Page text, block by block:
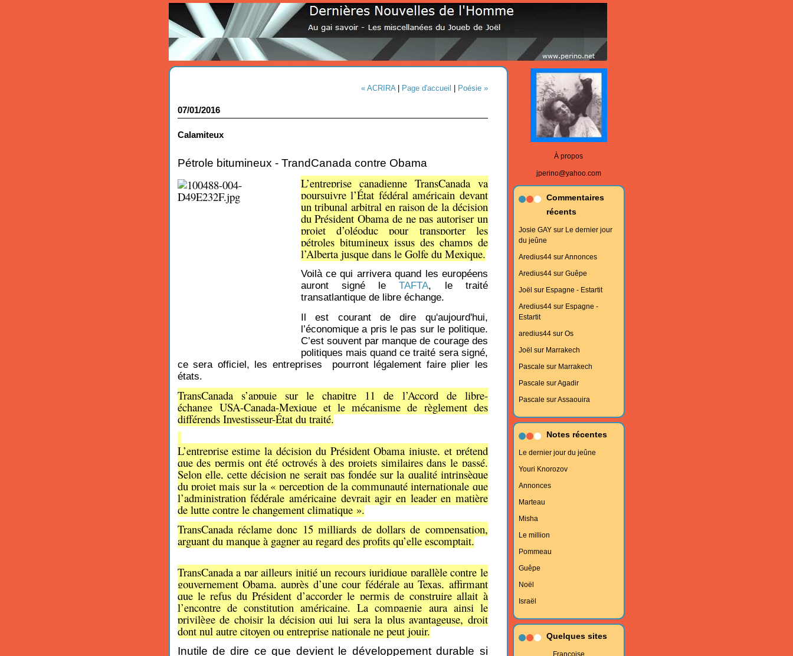
À propos
jperino@yahoo.com
Commentaires
récents
Josie GAYsur Le dernier jour
du jeûne
Aredius44surAnnonces
Aredius44sur Guêpe
Joël sur Espagne - Estartit
Aredius44sur Espagne -
Estartit
aredius44sur Os
Joël sur Marrakech
Pascale sur Marrakech
Pascale surAgadir
Pascale surAssaouira
Notes récentes
Le dernier jour du jeûne
Youri Knorozov
Annonces
Marteau
Misha
Le million
Pommeau
Guêpe
Noël
Israël
Quelques sites
Françoise
« ACRIRA| Page d'accueil Poésie »
07/01/2016
Calamiteux
Pétrole bitumineux - TrandCanada contre Obama
L’entreprise canadienne TransCanada va
poursuivre l’État fédéral américain devant
un tribunal arbitral en raison de la décision
du Président Obama de ne pas autoriser un
projet d’oléoduc pour transporter les
pétroles bitumineux issus des champs de
l’Alberta jusque dans le Golfe du Mexique.
Voilà ce qui arrivera quand les européens
auront signé leTAFTA, le traité
transatlantique de libre échange.
Il est courant de dire qu'aujourd'hui,
l’économique a pris le pas sur le politique.
C’est souvent par manque de courage des
politiques mais quand ce traité sera signé,
ce sera officiel, les entreprises pourront légalement faire plier les
états.
TransCanada s’appuie sur le chapitre 11 de l’Accord de libre-
échange USA-Canada-Mexique et le mécanisme de règlement des
différends Investisseur-État du traité.
L’entreprise estime la décision du Président Obama injuste, et prétend
que des permis ont été octroyés à des projets similaires dans le passé.
Selon elle, cette décision ne serait pas fondée sur la qualité intrinsèque
du projet mais sur la « perception de la communauté internationale que
l’administration fédérale américaine devrait agir en leader en matière
de lutte contre le changement climatique ».
TransCanada réclame donc 15 milliards de dollars de compensation,
arguant du manque à gagner au regard des profits qu’elle escomptait.
TransCanada a par ailleurs initié un recours juridique parallèle contre le
gouvernement Obama, auprès d’une cour fédérale au Texas, affirmant
que le refus du Président d’accorder le permis de construire allait à
l’encontre de constitution américaine. La compagnie aura ainsi le
privilège de choisir la décision qui lui sera la plus avantageuse, droit
dont nul autre citoyen ou entreprise nationale ne peut jouir.
Inutile de dire ce que devient le développement durable si